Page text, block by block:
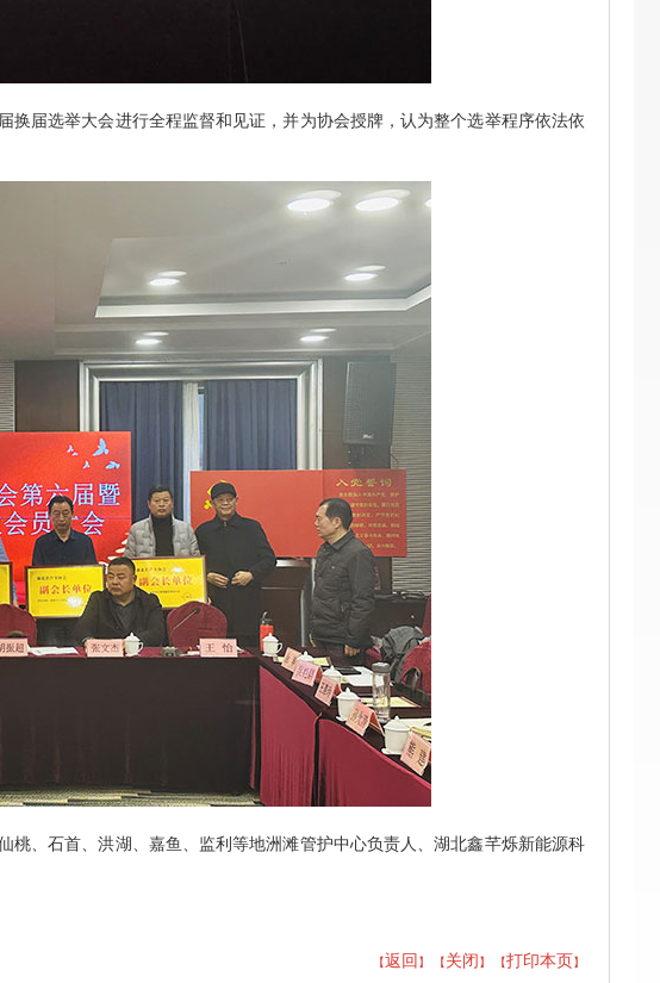
届选举大会进行全程监督和见证，并为协会授牌，认为整个选举程序依法依
、石首、洪湖、嘉鱼、监利等地洲滩管护中心负责人、湖北鑫芊烁新能源科
【返回】 【关闭】 【打印本页】